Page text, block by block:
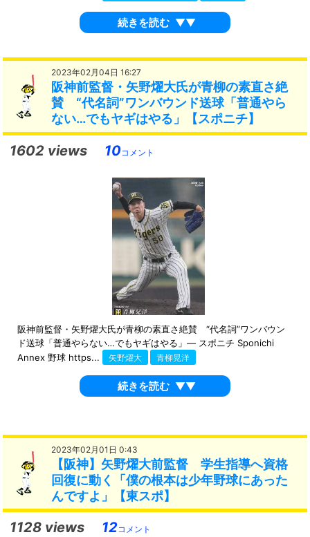
続きを読む ▼▼
2023年02月04日 16:27
阪神前監督・矢野燿大氏が青柳の素直さ絶
賛 “代名詞”ワンバウンド送球「普通やら
ない…でもヤギはやる」【スポニチ】
1602 views 10コメント
阪神前監督・矢野燿大氏が青柳の素直さ絶賛 “代名詞”ワンバウン
ド送球「普通やらない…でもヤギはやる」― スポニチ Sponichi
Annex 野球 https...
矢野燿大 青柳晃洋
続きを読む ▼▼
2023年02月01日 0:43
【阪神】矢野燿大前監督 学生指導へ資格
回復に動く「僕の根本は少年野球にあった
んですよ」【東スポ】
1128 views 12コメント